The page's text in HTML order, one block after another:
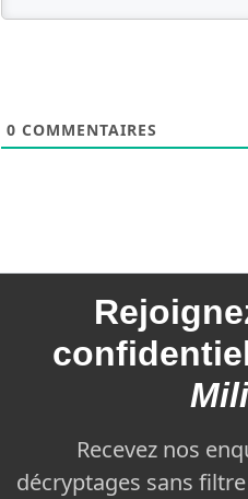
0 COMMENTAIRES
Recevez nos
décryptages sans